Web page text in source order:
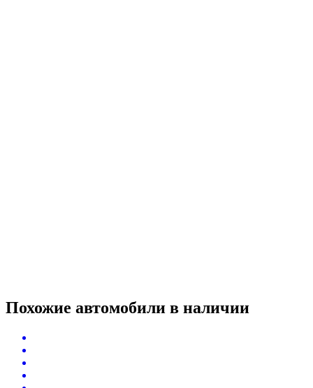
Похожие автомобили в наличии